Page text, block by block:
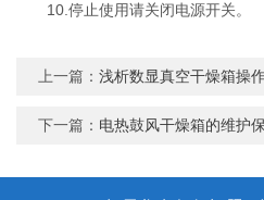
10.停止使用请关闭电源开关。
上一篇：浅析数显真空干燥箱操
下一篇： 电热鼓风干燥箱的维护